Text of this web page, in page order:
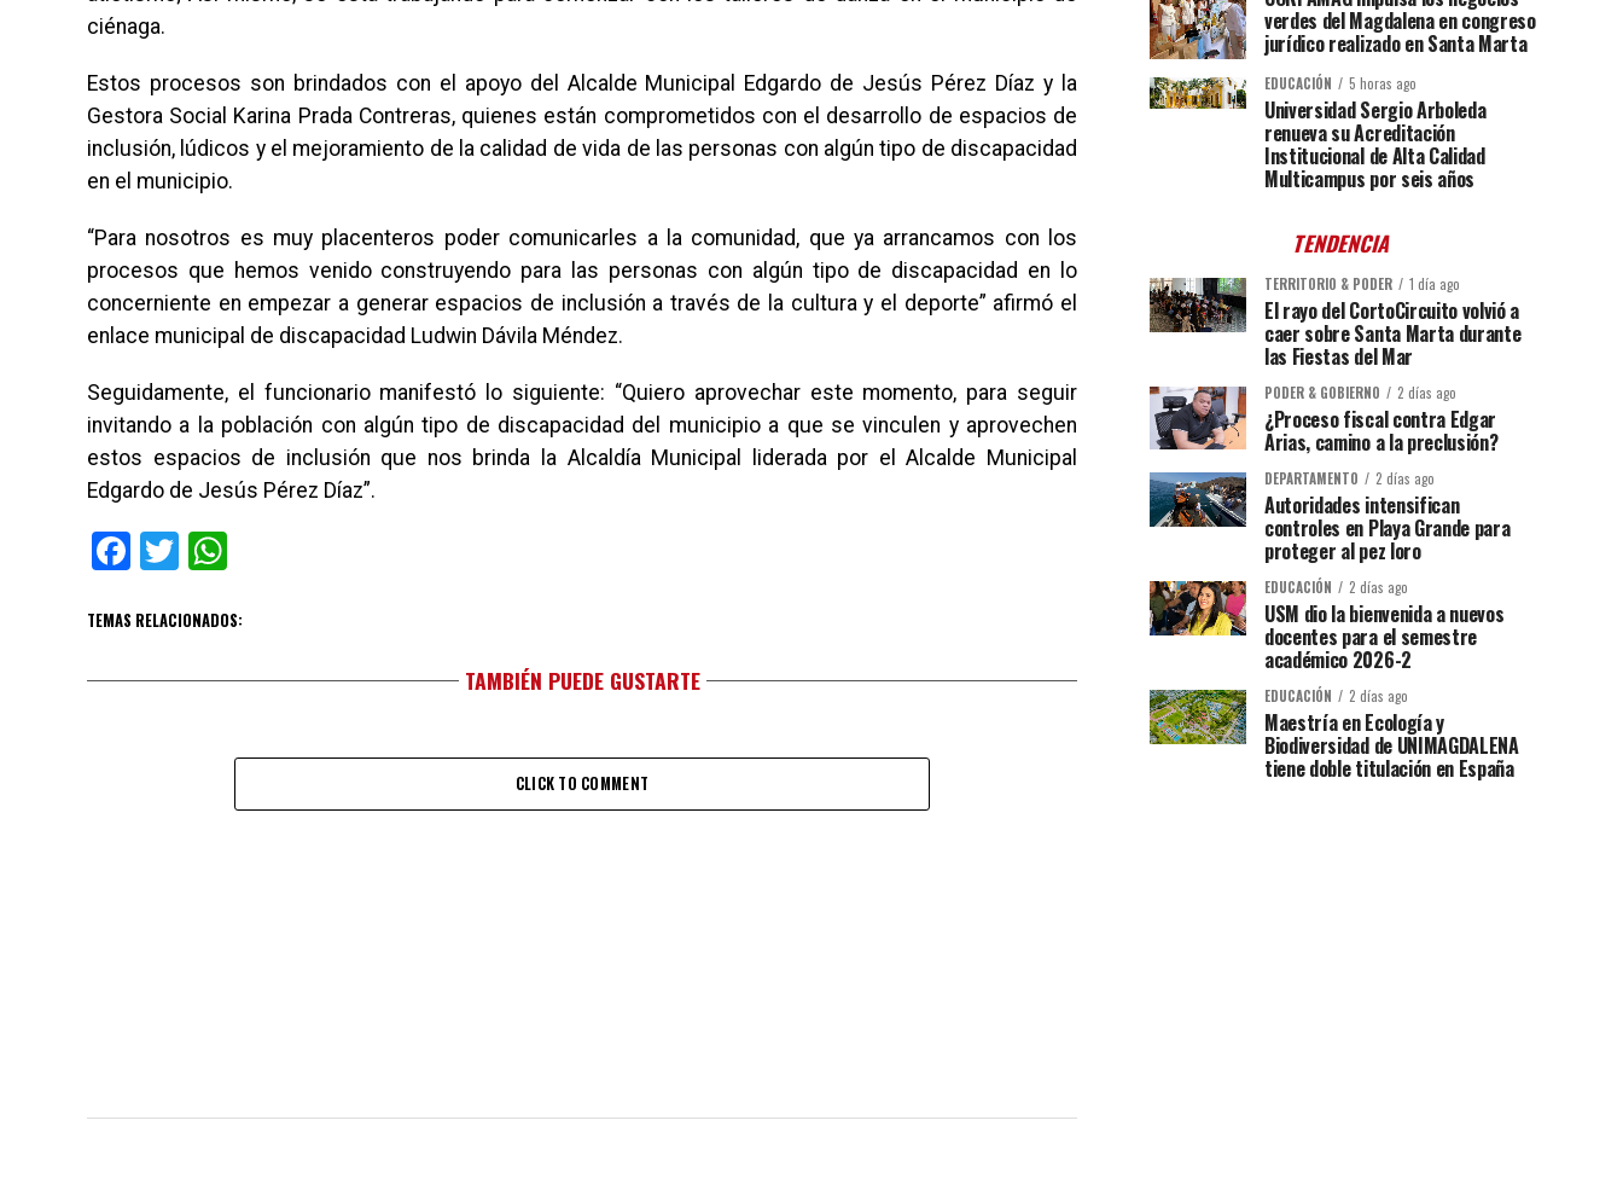
ciénaga.
Estos procesos son brindados con el apoyo del Alcalde Municipal Edgardo de Jesús Pérez Díaz y la
Gestora Social Karina Prada Contreras, quienes están comprometidos con el desarrollo de espacios de
inclusión, lúdicos y el mejoramiento de la calidad de vida de las personas con algún tipo de discapacidad
en el municipio.
“Para nosotros es muy placenteros poder comunicarles a la comunidad, que ya arrancamos con los
procesos que hemos venido construyendo para las personas con algún tipo de discapacidad en lo
concerniente en empezar a generar espacios de inclusión a través de la cultura y el deporte” afirmó el
enlace municipal de discapacidad Ludwin Dávila Méndez.
Seguidamente, el funcionario manifestó lo siguiente: “Quiero aprovechar este momento, para seguir
invitando a la población con algún tipo de discapacidad del municipio a que se vinculen y aprovechen
estos espacios de inclusión que nos brinda la Alcaldía Municipal liderada por el Alcalde Municipal
Edgardo de Jesús Pérez Díaz”.
Facebook
Twitter
TEMAS RELACIONADOS:
TAMBIÉN PUEDE GUSTARTE
CLICK TO COMMENT
verdes del Magdalena en congreso
jurídico realizado en Santa Marta
EDUCACIÓN 5 horas ago
Universidad Sergio Arboleda
renueva su Acreditación
Institucional de Alta Calidad
Multicampus por seis años
TENDENCIA
TERRITORIO & PODER 1 día ago
El rayo del CortoCircuito volvió a
caer sobre Santa Marta durante
las Fiestas del Mar
PODER & GOBIERNO 2 días ago
¿Proceso fiscal contra Edgar
Arias, camino a la preclusión?
DEPARTAMENTO 2 días ago
Autoridades intensifican
controles en Playa Grande para
proteger al pez loro
EDUCACIÓN 2 días ago
USM dio la bienvenida a nuevos
docentes para el semestre
académico 2026-2
EDUCACIÓN 2 días ago
Maestría en Ecología y
Biodiversidad de UNIMAGDALENA
tiene doble titulación en España